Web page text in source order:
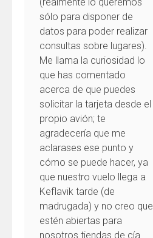
sólo para disponer de
datos para poder realizar
consultas sobre lugares).
Me llama la curiosidad lo
que has comentado
acerca de que puedes
solicitar la tarjeta desde el
propio avión; te
agradecería que me
aclarases ese punto y
cómo se puede hacer, ya
que nuestro vuelo llega a
Keflavik tarde (de
madrugada) y no creo que
estén abiertas para
nosotros tiendas de cía.